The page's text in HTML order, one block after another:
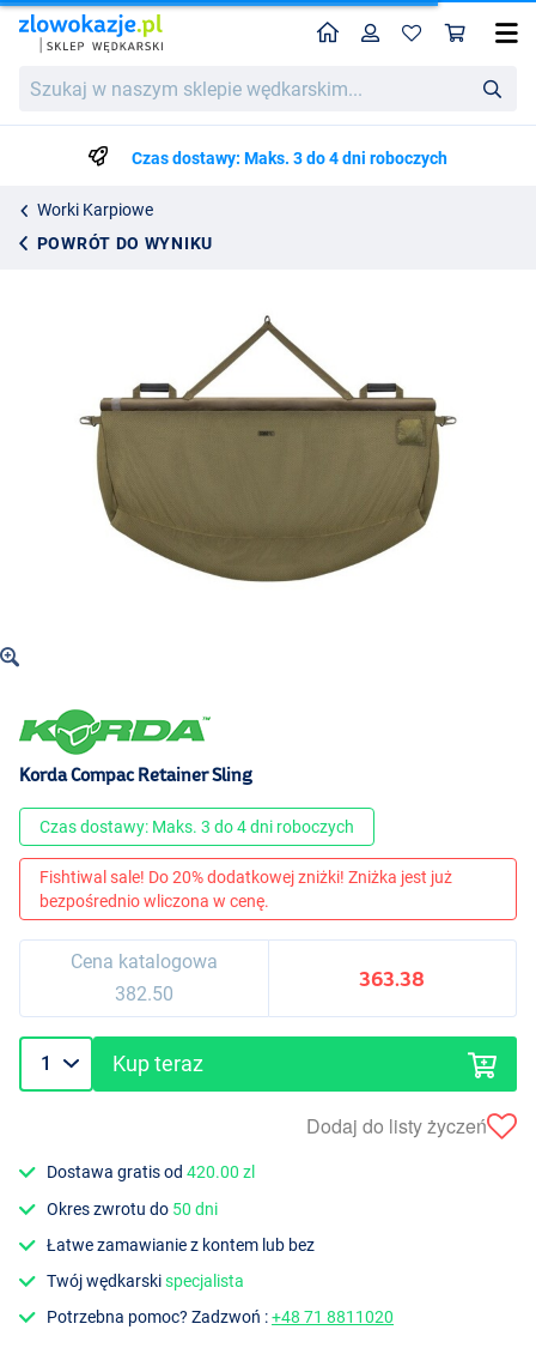
w
wędkarskim...
HomeProfil
Czas dostawy: Maks. 3 do 4 dni roboczych
Worki Karpiowe
POWRÓT DO WYNIKU
Korda Compac Retainer Sling
382.50
363.38
Korda Compac Retainer Sling
Czas dostawy: Maks. 3 do 4 dni roboczych
Fishtiwal sale! Do 20% dodatkowej zniżki! Zniżka jest już
bezpośrednio wliczona w cenę.
Cena katalogowa
382.50
363.38
Kup teraz
Dodaj do listy życzeń
Dostawa gratis od420.00 zl
Okres zwrotu do 50 dni
Łatwe zamawianie z kontem lub bez
Twój wędkarskispecjalista
Potrzebna pomoc? Zadzwoń :+48 71 8811020